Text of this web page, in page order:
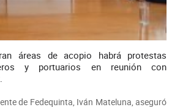
áreas de acopio habrá protestas
y portuarios en reunión con
de Fedequinta, Iván Mateluna, aseguró